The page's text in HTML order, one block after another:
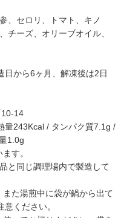
、セロリ、トマト、キノ
チーズ、オリーブオイル、
日から6ヶ月、解凍後は2日
14
量243Kcal / タンパク質7.1g /
1.0g
す。
と同じ調理場内で製造して
た湯煎中に袋が鍋から出て
ください。